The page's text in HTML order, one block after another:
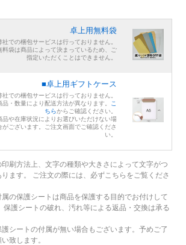
卓上用無料袋
での梱包サービスは行っておりません。
袋は商品によって決まっているため、ご
指定いただくことはできません。
■卓上用ギフトケース
での梱包サービスは行っておりません。
・数量により配送方法が異なります。 こ
ちらからご確認ください。
や在庫状況によりお選びいただけない場
がございます。ご注文画面でご確認くださ
い。
刷方法上、文字の種類や大きさによって文字がつ
ます。 ご注文の際には、必ずこちらをご覧くださ
の保護シートは商品を保護する目的でお付けして
保護シートの破れ、汚れ等による返品・交換は承る
シートの付属が無い場合もございます。予めご了
致します。